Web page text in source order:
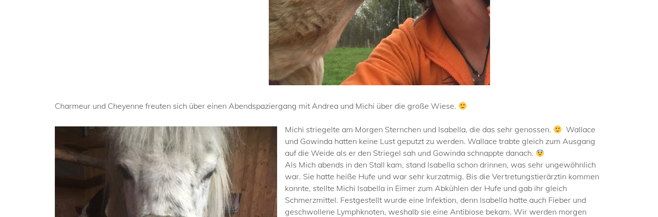
Charmeur und Cheyenne freuten sich über einen Abendspaziergang mit Andrea und Michi über die große Wiese.
Michi striegelte am Morgen Sternchen und Isabella, die das sehr genossen.
Wallace
und Gowinda hatten keine Lust geputzt zu werden. Wallace trabte gleich zum Ausgang
auf die Weide als er den Striegel sah und Gowinda schnappte danach.
Als Mich abends in den Stall kam, stand Isabella schon drinnen, was sehr ungewöhnlich
war. Sie hatte heiße Hufe und war sehr kurzatmig. Bis die Vertretungstierärztin kommen
konnte, stellte Michi Isabella in Eimer zum Abkühlen der Hufe und gab ihr gleich
Schmerzmittel. Festgestellt wurde eine Infektion, denn Isabella hatte auch Fieber und
geschwollene Lymphknoten, weshalb sie eine Antibiose bekam. Wir werden morgen